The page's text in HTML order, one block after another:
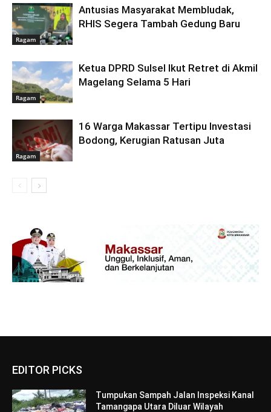
Ragam
Antusias Masyarakat Membludak,
RHIS Segera Tambah Gedung Baru
Ragam
Ketua DPRD Sulsel Ikut Retret di Akmil
Magelang Selama 5 Hari
Ragam
16 Warga Makassar Tertipu Investasi
Bodong, Kerugian Ratusan Juta
EDITOR PICKS
Tumpukan Sampah Jalan Inspeksi Kanal
Tamangapa Utara Diluar Wilayah